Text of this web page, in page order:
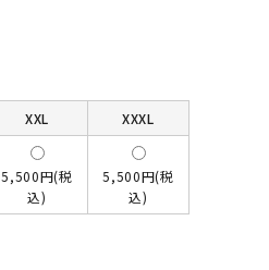
XXL XXXL
5,500円(税
込)
5,500円(税
込)